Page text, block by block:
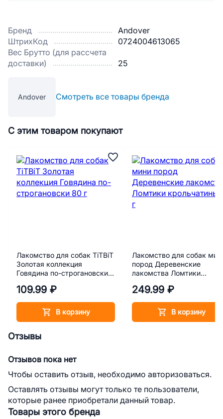
Бренд
Andover
ШтрихКод
0724004613065
Вес Брутто (для рассчета
доставки)
25
Andover Смотреть все товары бренда
С этим товаром покупают
Лакомство для собак TiTBiT
Золотая коллекция
Говядина по-строгановски
109.99 ₽
В корзину
Лакомство для собак
пород Деревенские
лакомства Ломтики
249.99 ₽
В корзину
Товары этого бренда
Отзывы
Отзывов пока нет
Чтобы оставить отзыв, необходимо авторизоваться.
Оставлять отзывы могут только те пользователи,
которые ранее приобретали данный товар.